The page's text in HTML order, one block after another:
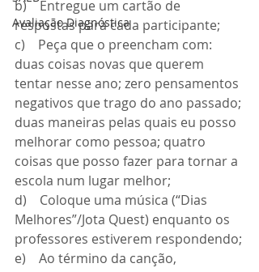
Avaliação Diagnóstica
b)    Entregue um cartão de
respostas para cada participante;
c)    Peça que o preencham com:
duas coisas novas que querem
tentar nesse ano; zero pensamentos
negativos que trago do ano passado;
duas maneiras pelas quais eu posso
melhorar como pessoa; quatro
coisas que posso fazer para tornar a
escola num lugar melhor;
d)    Coloque uma música (“Dias
Melhores”/Jota Quest) enquanto os
professores estiverem respondendo;
e)    Ao término da canção,